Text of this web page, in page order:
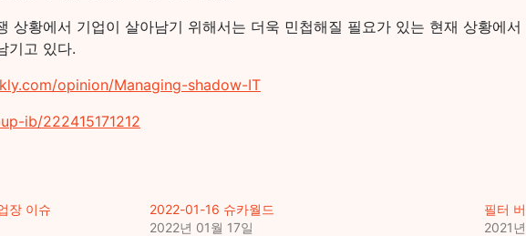
상황에서 기업이 살아남기 위해서는 더욱 민첩해질 필요가 있는 현재 상황에
기고 있다.
opinion/Managing-shadow-IT
ib/222415171212
장 이슈
2022-01-16 슈카월드
2022년 01월 17일
필터
2021